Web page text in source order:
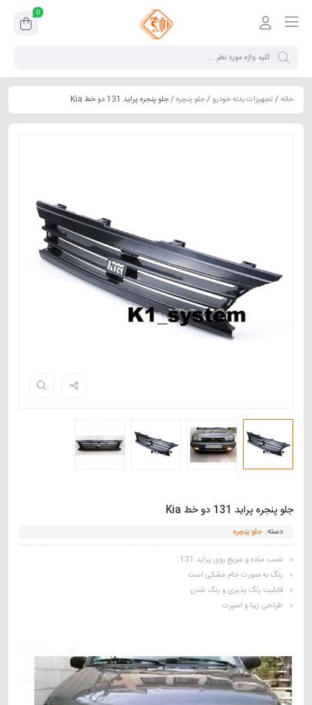
0
خانه/تجهیزات بدنه خودرو/جلو پنچره/ جلو پنجره پراید 131 دو خط Kia
جلو پنجره پراید 131 دو خط Kia
دسته: جلو پنچره
نصب ساده و سریع روی پراید 131
رنگ به صورت خام مشکی است
قابلیت رنگ پذیری و رنگ شدن
طراحی زیبا و اسپرت